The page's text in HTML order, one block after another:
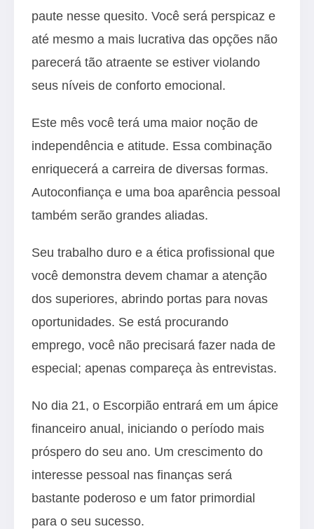
paute nesse quesito. Você será perspicaz e
até mesmo a mais lucrativa das opções não
parecerá tão atraente se estiver violando
seus níveis de conforto emocional.
Este mês você terá uma maior noção de
independência e atitude. Essa combinação
enriquecerá a carreira de diversas formas.
Autoconfiança e uma boa aparência pessoal
também serão grandes aliadas.
Seu trabalho duro e a ética profissional que
você demonstra devem chamar a atenção
dos superiores, abrindo portas para novas
oportunidades. Se está procurando
emprego, você não precisará fazer nada de
especial; apenas compareça às entrevistas.
No dia 21, o Escorpião entrará em um ápice
financeiro anual, iniciando o período mais
próspero do seu ano. Um crescimento do
interesse pessoal nas finanças será
bastante poderoso e um fator primordial
para o seu sucesso.